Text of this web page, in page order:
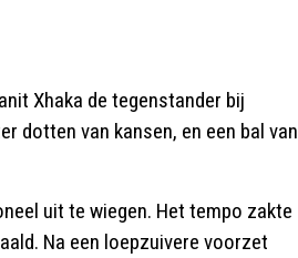
Xhaka de tegenstander bij
dotten van kansen, en een bal van
uit te wiegen. Het tempo zakte
Na een loepzuivere voorzet